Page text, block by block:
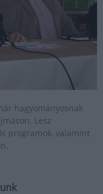
hagyományosnak
Lesz
programok, valamint